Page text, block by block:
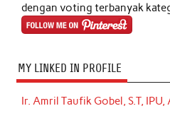
dengan voting terbanyak
MY LINKED IN PROFILE
Ir. Amril Taufik Gobel, S.T, IPU,